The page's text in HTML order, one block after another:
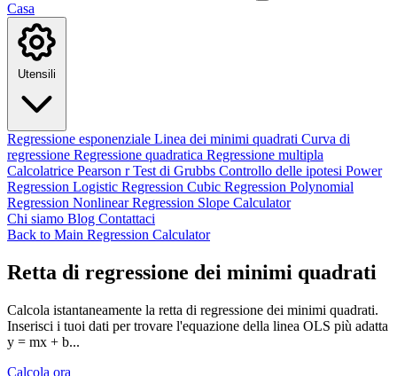
Casa
Utensili
Regressione esponenziale Linea dei minimi quadrati Curva di
regressione Regressione quadratica Regressione multipla
Calcolatrice Pearson rTest di Grubbs Controllo delle ipotesi Power
Regression Logistic Regression Cubic Regression Polynomial
Regression Nonlinear Regression Slope Calculator
Chi siamo Blog Contattaci
Back to Main Regression Calculator
Retta di regressione dei minimi quadrati
Calcola istantaneamente la retta di regressione dei minimi quadrati.
Inserisci i tuoi dati per trovare l'equazione della linea OLS più adatta
y = mx + b...
Calcola ora